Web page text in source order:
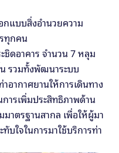
แบบสิ่งอำนวยความ
ทุกคน
ดอาคาร จำนวน 7 หลุม
รวมทั้งพัฒนาระบบ
อากาศยานให้การเดินทาง
ารเพิ่มประสิทธิภาพด้าน
าตรฐานสากล เพื่อให้ผู้มา
บใจในการมาใช้บริการท่า